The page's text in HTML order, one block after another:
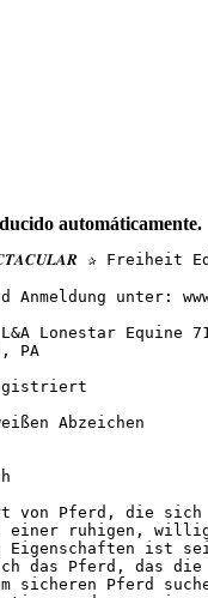
automáticamente.
✰ Freiheit
unter:
L&A Lonestar Equine
PA
Abzeichen
Pferd, die sich
ruhigen,
Eigenschaften ist
das Pferd, das die
sicheren Pferd